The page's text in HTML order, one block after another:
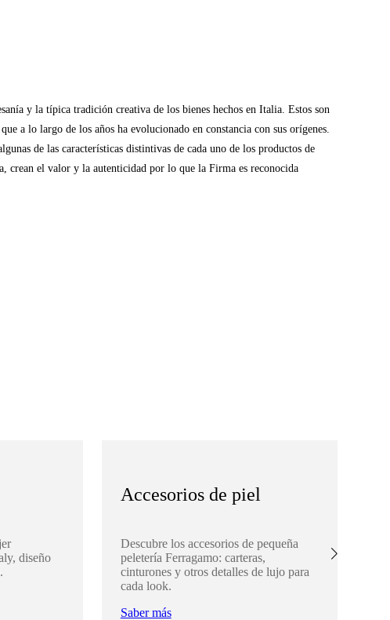
y la típica tradición creativa de los bienes hechos en Italia. Estos son
a lo largo de los años ha evolucionado en constancia con sus orígenes.
de las características distintivas de cada uno de los productos de
crean el valor y la autenticidad por lo que la Firma es reconocida
diseño
Accesorios de piel
Descubre los accesorios de pequeña
peletería Ferragamo: carteras,
cinturones y otros detalles de lujo para
cada look.
Saber más